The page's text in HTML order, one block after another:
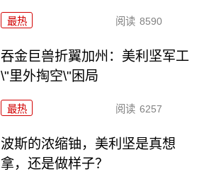
最热 阅读 8590
吞金巨兽折翼加州：美利坚军工
\"里外掏空\"困局
最热 阅读 6257
波斯的浓缩铀，美利坚是真想
拿，还是做样子？